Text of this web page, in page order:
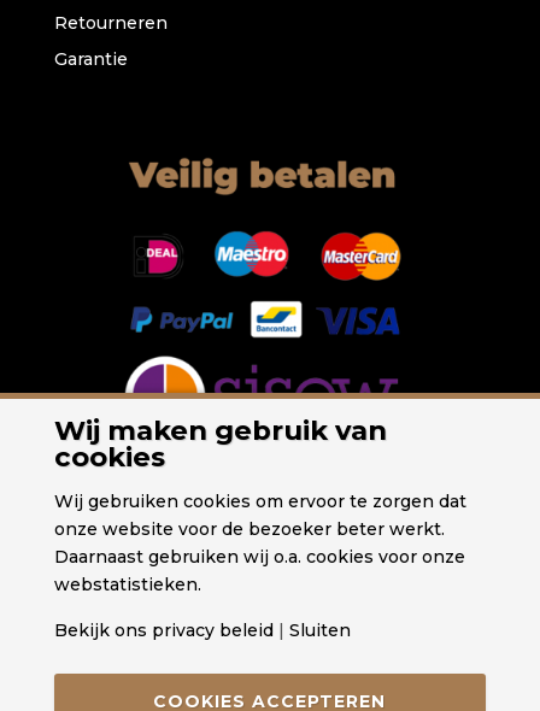
Retourneren
Garantie
Wij maken gebruik van
cookies
Wij gebruiken cookies om ervoor te zorgen dat
onze website voor de bezoeker beter werkt.
Daarnaast gebruiken wij o.a. cookies voor onze
webstatistieken.
Bekijk ons privacy beleid | Sluiten
COOKIES ACCEPTEREN